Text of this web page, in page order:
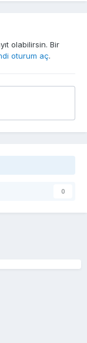
olabilirsin. Bir
oturum aç.
0